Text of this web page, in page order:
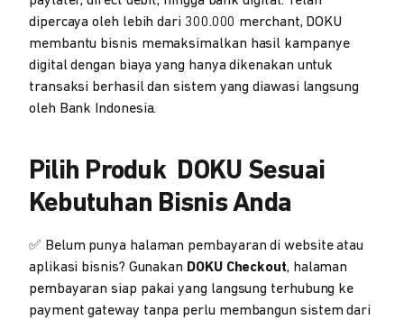
dipercaya oleh lebih dari 300.000 merchant, DOKU
membantu bisnis memaksimalkan hasil kampanye
digital dengan biaya yang hanya dikenakan untuk
transaksi berhasil dan sistem yang diawasi langsung
oleh Bank Indonesia.
Pilih Produk DOKU Sesuai
Kebutuhan Bisnis Anda
✅ Belum punya halaman pembayaran di website atau
aplikasi bisnis? Gunakan DOKU Checkout, halaman
pembayaran siap pakai yang langsung terhubung ke
payment gateway tanpa perlu membangun sistem dari